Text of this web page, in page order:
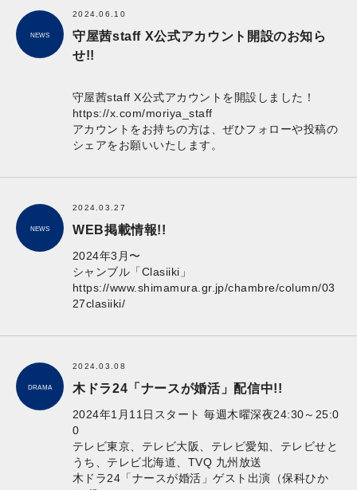
NEWS
2024.06.10
守屋茜staff X公式アカウント開設のお知ら
せ!!
守屋茜staff X公式アカウントを開設しました！
https://x.com/moriya_staff
アカウントをお持ちの方は、ぜひフォローや投稿の
シェアをお願いいたします。
NEWS
2024.03.27
WEB掲載情報!!
2024年3月〜
シャンブル「Clasiiki」
https://www.shimamura.gr.jp/chambre/column/03
27clasiiki/
DRAMA
2024.03.08
木ドラ24「ナースが婚活」配信中!!
2024年1月11日スタート 毎週木曜深夜24:30～25:0
0
テレビ東京、テレビ大阪、テレビ愛知、テレビせと
うち、テレビ北海道、TVQ 九州放送
木ドラ24「ナースが婚活」ゲスト出演（保科ひか